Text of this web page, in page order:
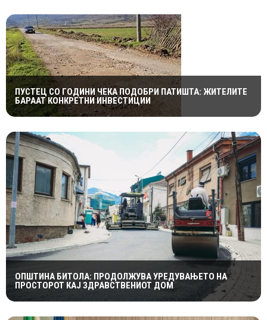
ПУСТЕЦ СО ГОДИНИ ЧЕКА ПОДОБРИ ПАТИШТА: ЖИТЕЛИТЕ
БАРААТ КОНКРЕТНИ ИНВЕСТИЦИИ
ОПШТИНА БИТОЛА: ПРОДОЛЖУВА УРЕДУВАЊЕТО НА
ПРОСТОРОТ КАЈ ЗДРАВСТВЕНИОТ ДОМ